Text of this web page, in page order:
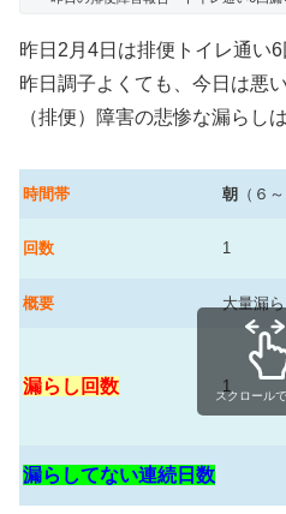
昨日2月4日は排便トイレ通い6
昨日調子よくても、今日は悪
（排便）障害の悲惨な漏らし
時間帯 朝 （６
回数 1
概要 大量漏ら
漏らし回数 1
漏らしてない連続日数
スクロール